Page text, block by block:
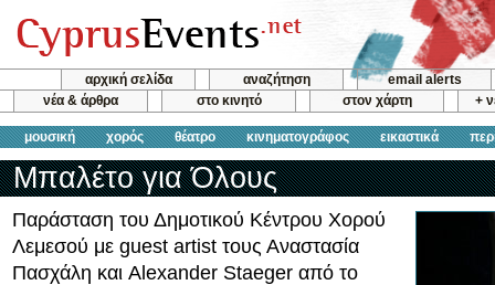
αρχική σελίδα αναζήτηση
email alerts
νέα & άρθρα
στο κινητό στον χάρτη +
μουσική χορός θέατρο κινηματογράφος εικαστικά
Μπαλέτο για Όλους
Παράσταση του Δημοτικού Κέντρου Χορού
Λεμεσού με guest artist τους Αναστασία
Πασχάλη και Alexander Staeger από το